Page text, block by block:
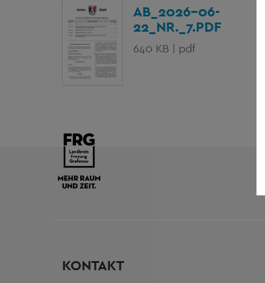
AB_2026-06-
22_NR._7.PDF
640 KB | pdf
KONTAKT